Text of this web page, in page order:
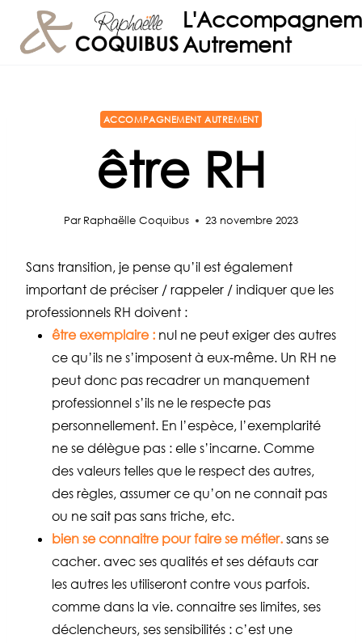
contenu
Autrement
ACCOMPAGNEMENT AUTREMENT
être RH
Par Raphaëlle Coquibus 23 novembre 2023
Sans transition, je pense qu’il est également
important de préciser / rappeler / indiquer que les
professionnels RH doivent :
être exemplaire : nul ne peut exiger des autres
ce qu’ils ne s’imposent à eux-même. Un RH ne
peut donc pas recadrer un manquement
professionnel s’ils ne le respecte pas
personnellement. En l’espèce, l’exemplarité
ne se délègue pas : elle s’incarne. Comme
des valeurs telles que le respect des autres,
des règles, assumer ce qu’on ne connait pas
ou ne sait pas sans triche, etc.
bien se connaitre pour faire se métier. sans se
cacher. avec ses qualités et ses défauts car
les autres les utiliseront contre vous parfois.
comme dans la vie. connaitre ses limites, ses
déclencheurs, ses sensibilités : c’est une